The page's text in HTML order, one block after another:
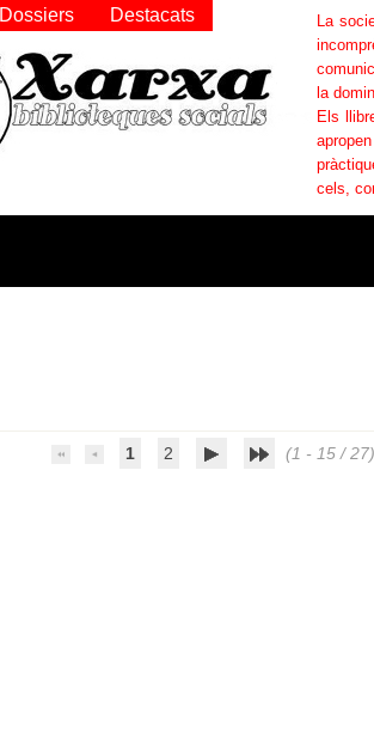
1 2 (1 - 15 / 27)
La
la
Els
cels,
Dossiers Destacats